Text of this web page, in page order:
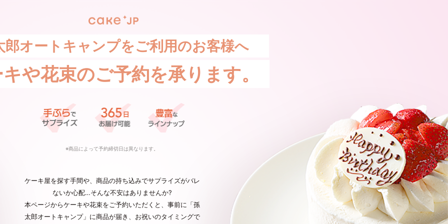
郎オートキャンプをご利用のお客様へ
や花束のご予約を承ります。
※商品によって予約締切日は異なります。
ケーキ屋を探す手間や、商品の持ち込みでサプライズがバレ
ないか心配…そんな不安はありませんか?
本ページからケーキや花束をご予約いただくと、事前に「孫
太郎オートキャンプ」に商品が届き、お祝いのタイミングで